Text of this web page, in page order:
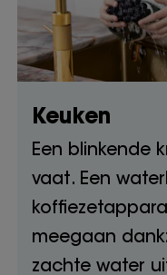
Keuken
Een blinkende
vaat. Een
meegaan
zachte water